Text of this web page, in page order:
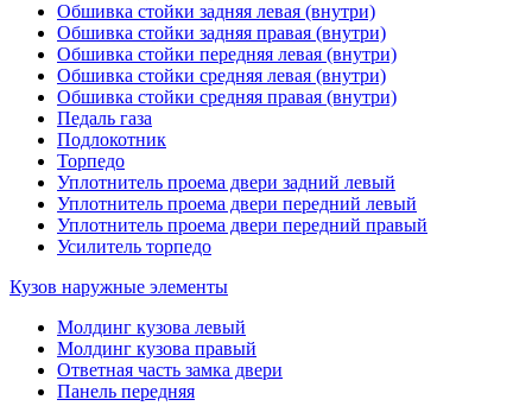
Обшивка стойки задняя левая (внутри)
Обшивка стойки задняя правая (внутри)
Обшивка стойки передняя левая (внутри)
Обшивка стойки средняя левая (внутри)
Обшивка стойки средняя правая (внутри)
Педаль газа
Подлокотник
Торпедо
Уплотнитель проема двери задний левый
Уплотнитель проема двери передний левый
Уплотнитель проема двери передний правый
Усилитель торпедо
Кузов наружные элементы
Молдинг кузова левый
Молдинг кузова правый
Ответная часть замка двери
Панель передняя